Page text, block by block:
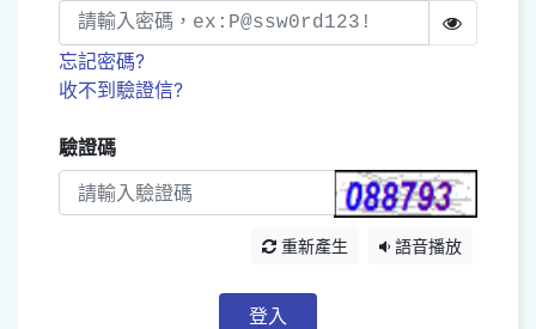
忘記密碼?
收不到驗證信?
驗證碼
重新產生 語音播放
登入